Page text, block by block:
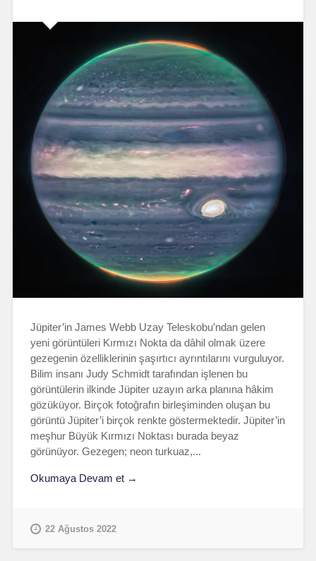
Jüpiter’in James Webb Uzay Teleskobu’ndan gelen
yeni görüntüleri Kırmızı Nokta da dâhil olmak üzere
gezegenin özelliklerinin şaşırtıcı ayrıntılarını vurguluyor.
Bilim insanı Judy Schmidt tarafından işlenen bu
görüntülerin ilkinde Jüpiter uzayın arka planına hâkim
gözüküyor. Birçok fotoğrafın birleşiminden oluşan bu
görüntü Jüpiter’i birçok renkte göstermektedir. Jüpiter’in
meşhur Büyük Kırmızı Noktası burada beyaz
görünüyor. Gezegen; neon turkuaz,...
Okumaya Devam et →
22 Ağustos 2022